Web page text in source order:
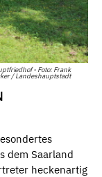
- Foto: Frank
/ Landeshauptstadt
dem Saarland
heckenartig